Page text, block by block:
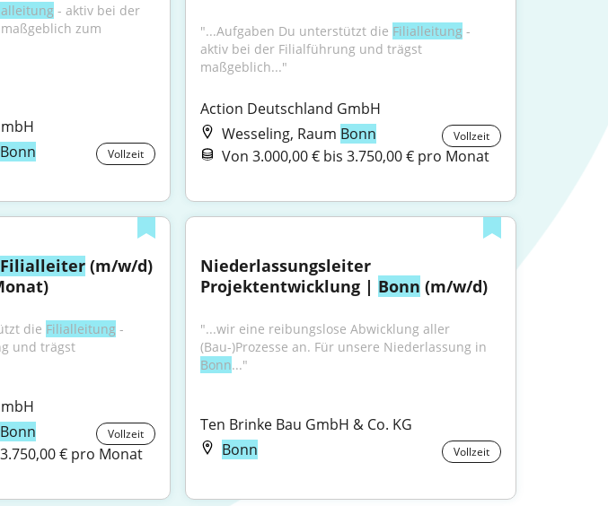
- aktiv bei der
zum
Bonn Vollzeit
"...Aufgaben Du unterstützt die Filialleitung -
aktiv bei der Filialführung und trägst
maßgeblich..."
Action Deutschland GmbH
Wesseling, Raum Bonn Vollzeit
Von 3.000,00 € bis 3.750,00 € pro Monat
Filialleiter (m/w/d)
die Filialleitung -
und trägst
Bonn Vollzeit
€ pro Monat
Niederlassungsleiter
Projektentwicklung | Bonn (m/w/d)
"...wir eine reibungslose Abwicklung aller
Bonn..."
Ten Brinke Bau GmbH & Co. KG
Bonn
Vollzeit